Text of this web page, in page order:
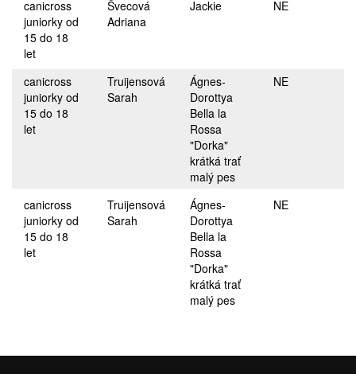
canicross
juniorky od
15 do 18
let
Švecová
Adriana
Jackie NE
canicross
juniorky od
15 do 18
let
Truijensová
Sarah
Ágnes-
Dorottya
Bella la
Rossa
"Dorka"
krátká trať
malý pes
NE
canicross
juniorky od
15 do 18
let
Truijensová
Sarah
Ágnes-
Dorottya
Bella la
Rossa
"Dorka"
krátká trať
malý pes
NE